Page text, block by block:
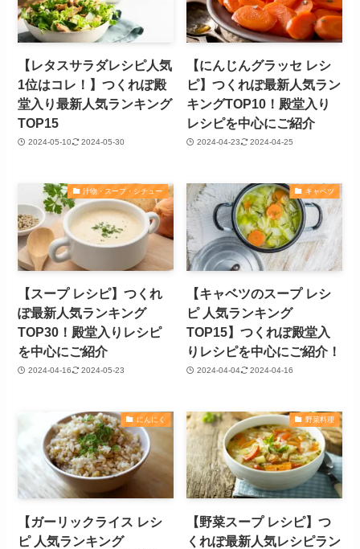
【レタスサラダレシピ人気
1位はコレ！】つくれぽ殿
堂入り最新人気ランキング
TOP15
2024-05-10 2024-05-30
【にんじんグラッセ レシ
ピ】つくれぽ最新人気ラン
キングTOP10！殿堂入り
レシピを中心にご紹介
2024-04-23 2024-04-25
汁物・スープ・シチュー
【スープ レシピ】つくれ
ぽ最新人気ランキング
TOP30！殿堂入りレシピ
を中心にご紹介
2024-04-16 2024-05-23
キャベツ
【キャベツのスープ レシ
ピ 人気ランキング
TOP15】つくれぽ殿堂入
りレシピを中心にご紹介！
2024-04-04 2024-04-16
にんにく
【ガーリックライス レシ
ピ 人気ランキング
野菜料理
【野菜スープ レシピ】つ
くれぽ最新人気レシピラン